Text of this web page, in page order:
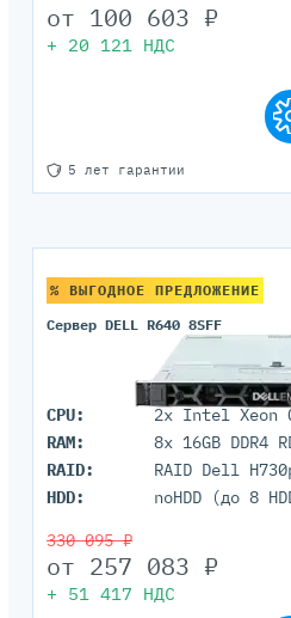
5 лет гарантии
от 100 603 ₽
+ 20 121 НДС
% ВЫГОДНОЕ ПРЕДЛОЖЕНИЕ
Сервер DELL R640 8SFF
CPU:
RAM:
RAID:
RAID Dell
HDD:
noHDD (до 8
330 095 ₽
от 257 083 ₽
+ 51 417 НДС